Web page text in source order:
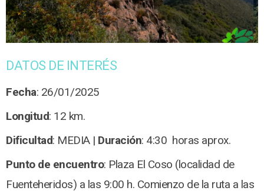
DATOS DE INTERÉS
Fecha: 26/01/2025
Longitud: 12 km.
Dificultad: MEDIA | Duración: 4:30 horas aprox.
Punto de encuentro: Plaza El Coso (localidad de
Fuenteheridos) a las 9:00 h. Comienzo de la ruta a las